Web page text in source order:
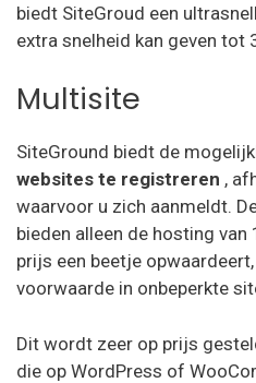
biedt SiteGroud een
extra snelheid kan geven tot
Multisite
SiteGround biedt de
websites te registreren ,
waarvoor u zich aanmeldt.
bieden alleen de hosting van
prijs een beetje
voorwaarde in onbeperkte
Dit wordt zeer op prijs
die op WordPress of